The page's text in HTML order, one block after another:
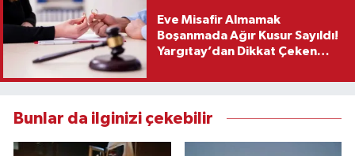
Eve Misafir Almamak
Boşanmada Ağır Kusur Sayıldı!
Yargıtay’dan Dikkat Çeken
Bunlar da ilginizi çekebilir